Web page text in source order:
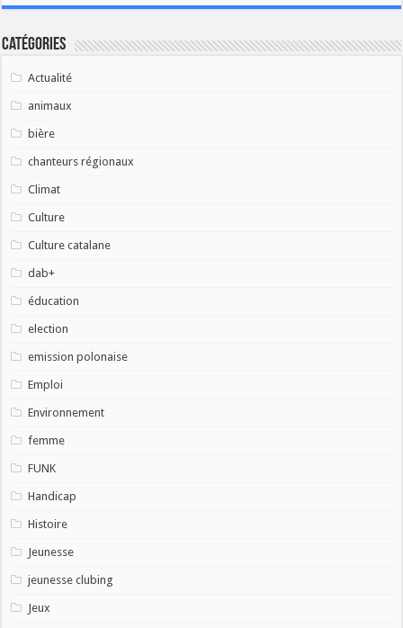
Catégories
Actualité
animaux
bière
chanteurs régionaux
Climat
Culture
Culture catalane
dab+
éducation
election
emission polonaise
Emploi
Environnement
femme
FUNK
Handicap
Histoire
Jeunesse
jeunesse clubing
Jeux